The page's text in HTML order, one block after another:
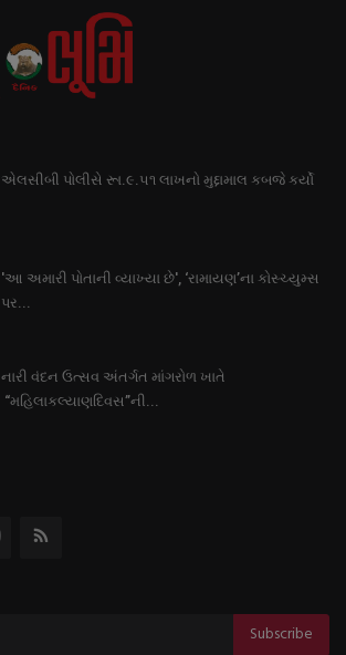
એલસીબી પોલીસે રૂા.૯.૫૧ લાખનો મુદ્દામાલ કબજે કર્યો
'આ અમારી પોતાની વ્યાખ્યા છે', ‘રામાયણ’ના કોસ્ચ્યુમ્સ
પર...
નારી વંદન ઉત્સવ અંતર્ગત માંગરોળ ખાતે
“મહિલાકલ્યાણદિવસ”ની...
Subscribe